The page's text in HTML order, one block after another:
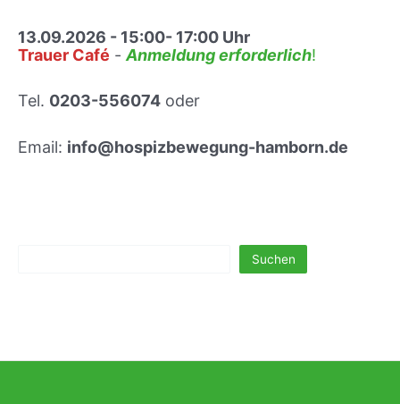
u
m
t
f
13.09.2026 - 15:00- 17:00 Uhr
Trauer Café - Anmeldung erforderlich!
Tel. 0203-556074 oder
Email: info@hospizbewegung-hamborn.de
Suchen